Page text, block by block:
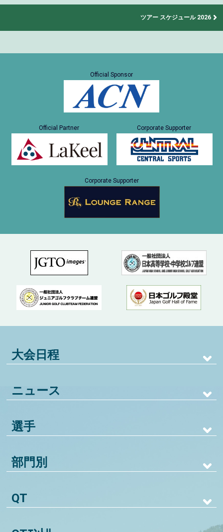
ツアー スケジュール 2026
Official Sponsor
Official Partner Corporate Supporter
Corporate Supporter
大会日程
ニュース
選手
部門別
QT